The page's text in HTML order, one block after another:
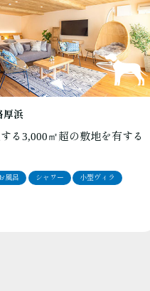
厚浜
る3,000㎡超の敷地を有する
風呂 シャワー 小型ヴィラ